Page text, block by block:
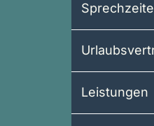
Leistungen